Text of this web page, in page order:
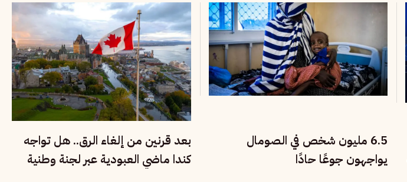
6.5 مليون شخص في الصومال
يواجهون جوعًا حادًا
بعد قرنين من إلغاء الرق.. هل تواجه
كندا ماضي العبودية عبر لجنة وطنية